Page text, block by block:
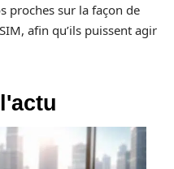
proches sur la façon de
afin qu’ils puissent agir